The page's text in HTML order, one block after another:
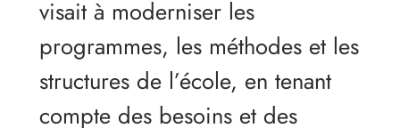
visait à moderniser les
programmes, les méthodes et les
structures de l’école, en tenant
compte des besoins et des